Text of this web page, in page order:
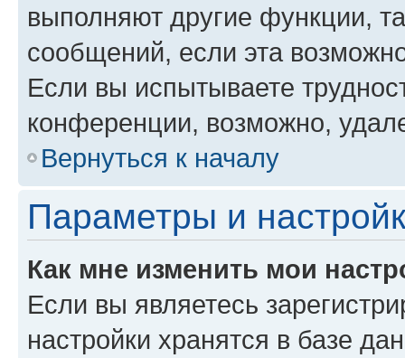
выполняют другие функции,
сообщений, если эта
Если вы испытываете
конференции, возможно,
Вернуться к началу
Параметры и
Как мне изменить мои
Если вы являетесь
настройки хранятся в базе